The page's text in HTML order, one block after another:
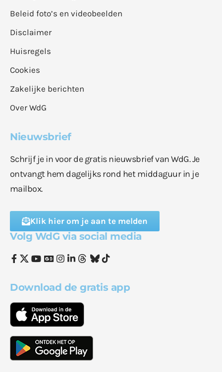
Beleid foto’s en videobeelden
Disclaimer
Huisregels
Cookies
Zakelijke berichten
Over WdG
Nieuwsbrief
Schrijf je in voor de gratis nieuwsbrief van WdG. Je
ontvangt hem dagelijks rond het middaguur in je
mailbox.
Klik hier om je aan te melden
Volg WdG via social media
Download de gratis app